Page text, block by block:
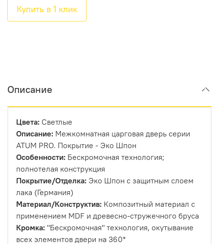
Купить в 1 клик
Описание
Цвета: Светлые
Описание: Межкомнатная царговая дверь серии
ATUM PRO. Покрытие - Эко Шпон
Особенности: Бескромочная технология;
полнотелая конструкция
Покрытие/Отделка: Эко Шпон с защитным слоем
лака (Германия)
Материал/Конструктив: Композитный материал с
применением MDF и древесно-стружечного бруса
Кромка: "Бескромочная" технология, окутывание
всех элементов двери на 360*